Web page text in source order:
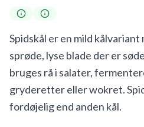
Spidskål er en mild kålvariant
sprøde, lyse blade der er
bruges rå i salater,
gryderetter eller wokret.
fordøjelig end anden kål.